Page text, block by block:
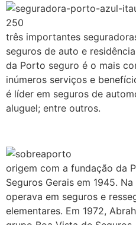
três importantes
seguros de auto e
da Porto seguro é o mais
inúmeros serviços e
é líder em seguros de
aluguel; entre outros.
origem com a fundação da
Seguros Gerais em 1945.
operava em seguros e
elementares. Em 1972,